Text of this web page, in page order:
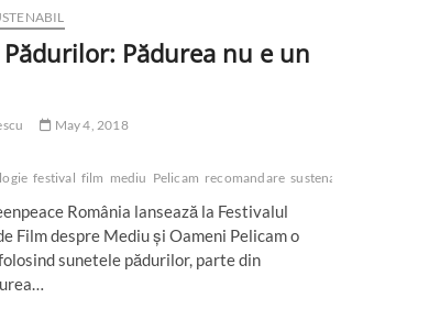
Pădurea nu e un
May 4, 2018
festival film mediu Pelicam recomandare sustenabilitate
România lansează la Festivalul
Film despre Mediu și Oameni Pelicam o
sunetele pădurilor, parte din